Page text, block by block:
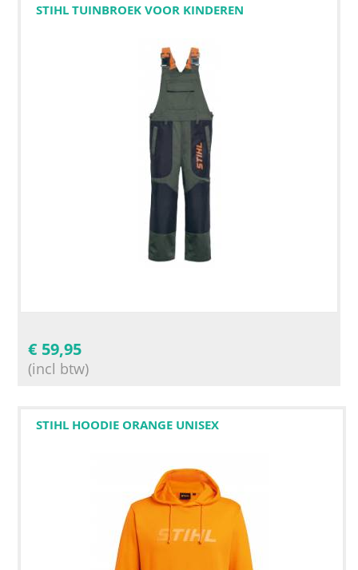
STIHL TUINBROEK VOOR KINDEREN
€ 59,95
(incl btw)
STIHL HOODIE ORANGE UNISEX